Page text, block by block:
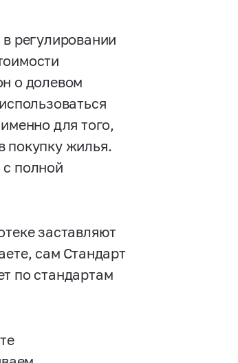
регулировании
о долевом
для того,
покупку жилья.
полной
заставляют
сам Стандарт
по стандартам